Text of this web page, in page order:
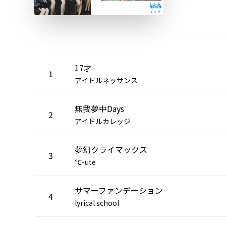
1 17才
アイドルネッサンス
2 無我夢中Days
アイドルカレッジ
3 夢幻クライマックス
℃-ute
4 サマーファンデーション
lyrical school